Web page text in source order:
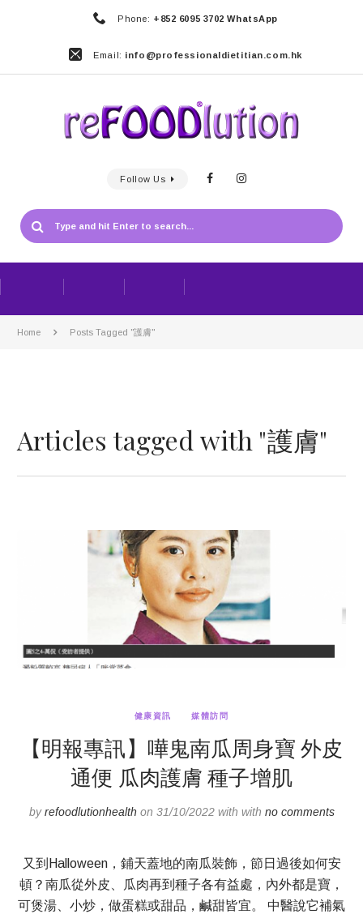
Phone: +852 6095 3702 WhatsApp
Email: info@professionaldietitian.com.hk
Follow Us
Home Posts Tagged "護膚"
Articles tagged with "護膚"
健康資訊 媒體訪問
【明報專訊】嘩鬼南瓜周身寶 外皮
通便 瓜肉護膚 種子增肌
byrefoodlutionhealth on 31/10/2022 with with no comments
又到Halloween，鋪天蓋地的南瓜裝飾，節日過後如何安
頓？南瓜從外皮、瓜肉再到種子各有益處，內外都是寶，
可煲湯、小炒，做蛋糕或甜品，鹹甜皆宜。 中醫說它補氣